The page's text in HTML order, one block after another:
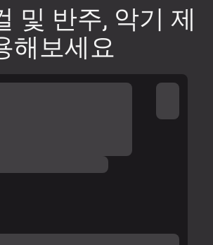
및 반주, 악기 제
해보세요